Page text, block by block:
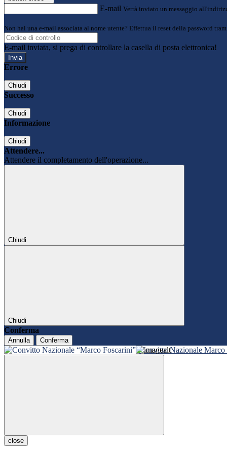
E-mail Verrà inviato un messaggio
Non hai una e-mail associata al nome utente? Effettua il reset della password
E-mail inviata, si prega di controllare la casella di posta elettronica!
Errore
Chiudi
Successo
Chiudi
Informazione
Chiudi
Attendere...
Attendere il completamento dell'operazione...
Chiudi
Chiudi
Conferma
Annulla Conferma
Convitto Nazionale Marco
close